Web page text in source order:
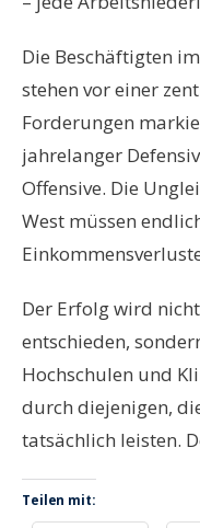
Die Beschäftigten im
stehen vor einer
Forderungen
jahrelanger
Offensive. Die
West müssen
Der Erfolg wird
entschieden,
Hochschulen und
durch diejenigen,
tatsächlich leisten.
Teilen mit: